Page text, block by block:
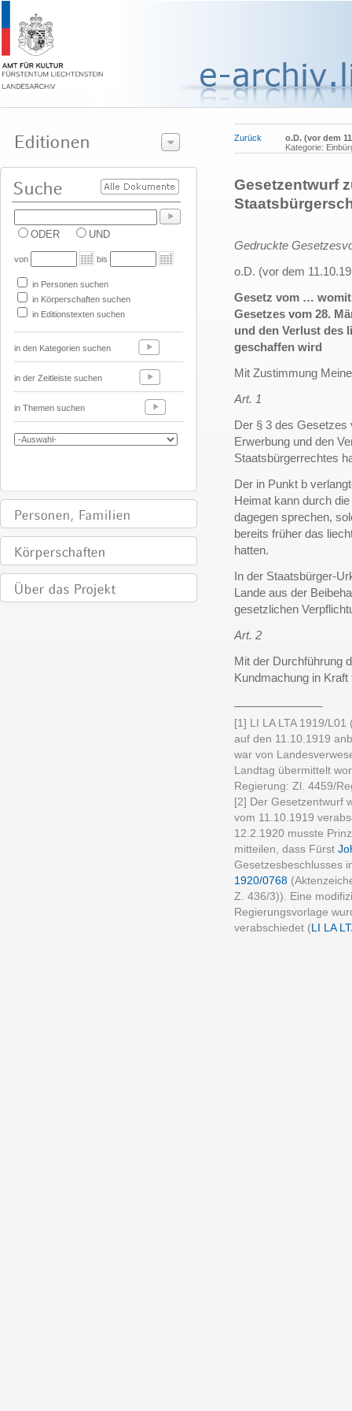
ODER UND
von bis
in Personen suchen
in Körperschaften suchen
in Editionstexten suchen
in den Kategorien suchen
in der Zeitleiste suchen
in Themen suchen
Zurück
o.D. (vor dem
Kategorie:
Gesetzentwurf
Gedruckte
o.D. (vor dem
Gesetz vom … womit
Gesetzes vom 28.
und den Verlust des
geschaffen wird
Mit Zustimmung
Art. 1
Der § 3 des Gesetzes
Erwerbung und den
Staatsbürgerrechtes
Der in Punkt b
Heimat kann durch
dagegen sprechen,
bereits früher das
hatten.
In der Staatsbürger-
Lande aus der
gesetzlichen
Art. 2
Mit der Durchführung
Kundmachung in
[1] LI LA LTA 1919/
auf den 11.10.1919
war von
Landtag übermittelt
Regierung: Zl. 4459/
[2] Der Gesetzentwurf
vom 11.10.1919
12.2.1920 musste Prinz
mitteilen, dass Fürst
Gesetzesbeschlusses
1920/0768
Z. 436/3)). Eine
Regierungsvorlage
verabschiedet (LI LA